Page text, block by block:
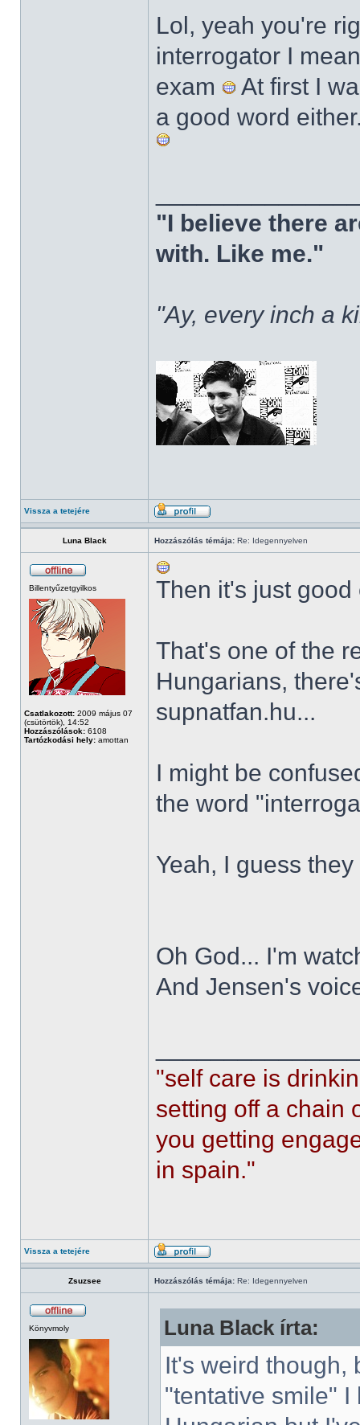
Lol, yeah you're
interrogator I
exam
At first I
a good word
"I believe there
with. Like me."
"Ay, every inch a
Vissza a tetejére
Luna Black Hozzászólás témája: Re: Idegennyelven
Billentyűzetgyilkos
Csatlakozott: 2009 május 07
(csütörtök), 14:52
Hozzászólások: 6108
Tartózkodási hely: amottan
Then it's just
That's one of the
Hungarians,
supnatfan.hu...
I might be
the word
Yeah, I guess
Oh God... I'm
And Jensen's
"self care is
setting off a chain
you getting
in spain."
Vissza a tetejére
Zsuzsee Hozzászólás témája: Re: Idegennyelven
Könyvmoly Luna Black írta:
It's weird though,
"tentative smile"